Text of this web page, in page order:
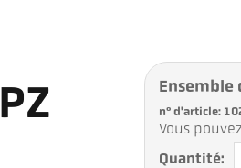
n° d'article:
Vous
Quantité: